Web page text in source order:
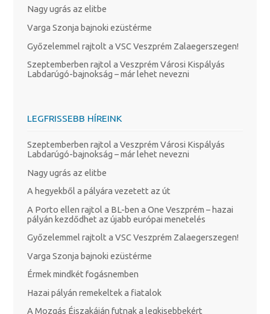
Nagy ugrás az elitbe
Varga Szonja bajnoki ezüstérme
Győzelemmel rajtolt a VSC Veszprém Zalaegerszegen!
Szeptemberben rajtol a Veszprém Városi Kispályás
Labdarúgó-bajnokság – már lehet nevezni
LEGFRISSEBB HÍREINK
Szeptemberben rajtol a Veszprém Városi Kispályás
Labdarúgó-bajnokság – már lehet nevezni
Nagy ugrás az elitbe
A hegyekből a pályára vezetett az út
A Porto ellen rajtol a BL-ben a One Veszprém – hazai
pályán kezdődhet az újabb európai menetelés
Győzelemmel rajtolt a VSC Veszprém Zalaegerszegen!
Varga Szonja bajnoki ezüstérme
Érmek mindkét fogásnemben
Hazai pályán remekeltek a fiatalok
A Mozgás Éjszakáján futnak a legkisebbekért